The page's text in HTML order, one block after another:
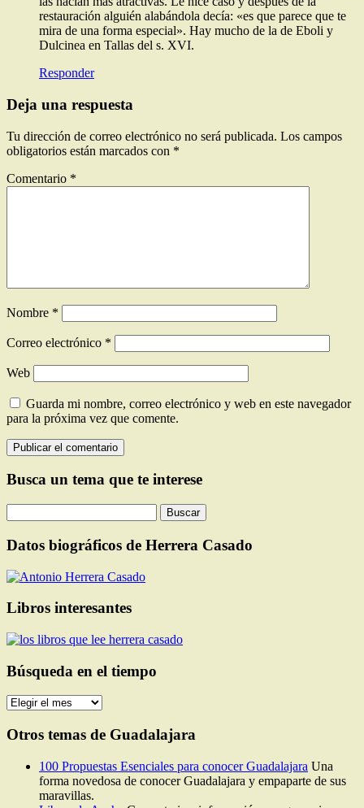
restauración alguién alabándola decía: «es que parece que te
mira de una forma especial». Hay mucho de la de Eboli y
Dulcinea en Tallas del s. XVI.
Responder
Deja una respuesta
Tu dirección de correo electrónico no será publicada. Los campos
obligatorios están marcados con *
Comentario *
Nombre *
Correo electrónico *
Web
Guarda mi nombre, correo electrónico y web en este navegador
para la próxima vez que comente.
Busca un tema que te interese
Datos biográficos de Herrera Casado
Libros interesantes
Búsqueda en el tiempo
Búsqueda
el
Otros temas de Guadalajara
100 Propuestas Esenciales para conocer Guadalajara Una
forma novedosa de conocer Guadalajara y empaparte de sus
maravillas.